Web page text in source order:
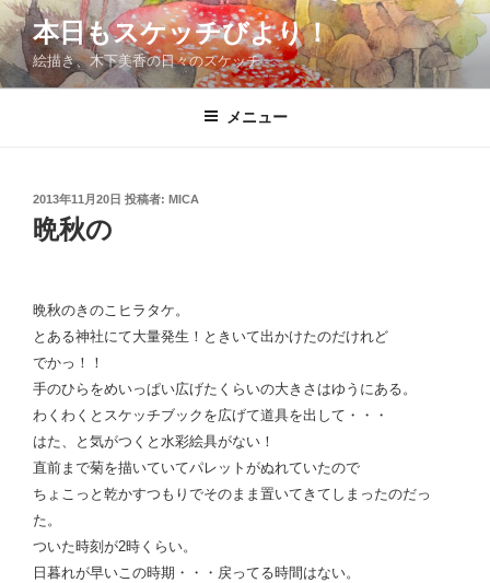
コ
ン
テ
ン
本日もスケッチびより！
絵描き、木下美香の日々のスケッチ
メニュー
投
稿
日:
2013年11月20日 投稿者: MICA
晩秋の
晩秋のきのこヒラタケ。
とある神社にて大量発生！ときいて出かけたのだけれど
でかっ！！
手のひらをめいっぱい広げたくらいの大きさはゆうにある。
わくわくとスケッチブックを広げて道具を出して・・・
はた、と気がつくと水彩絵具がない！
直前まで菊を描いていてパレットがぬれていたので
ちょこっと乾かすつもりでそのまま置いてきてしまったのだっ
た。
ついた時刻が2時くらい。
日暮れが早いこの時期・・・戻ってる時間はない。